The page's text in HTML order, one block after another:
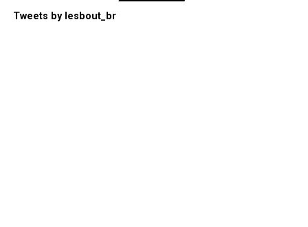
Tweets by lesbout_br